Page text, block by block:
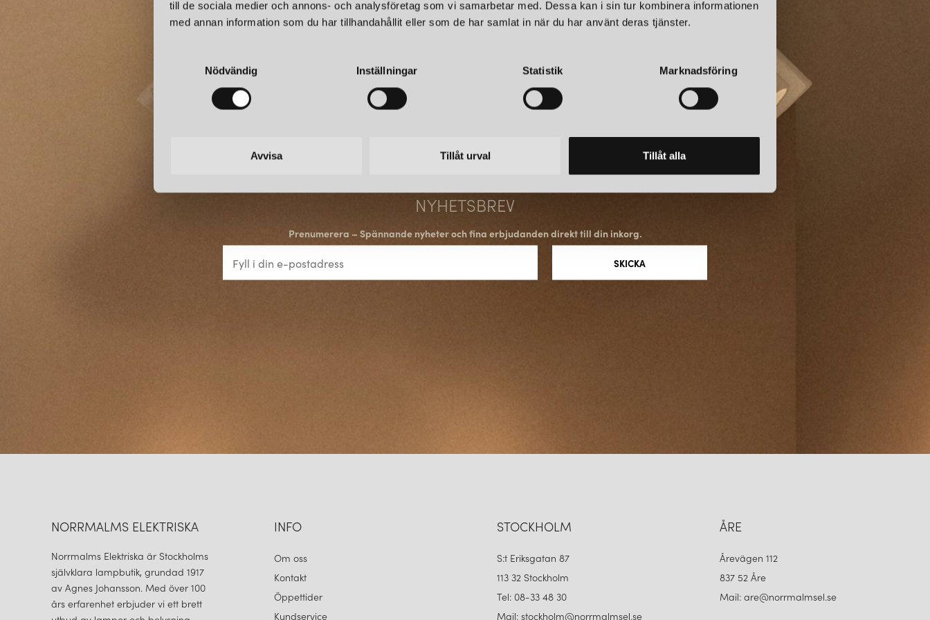
till de sociala medier och annons- och analysföretag som vi samarbetar med. Dessa kan i sin tur kombinera informationen
med annan information som du har tillhandahållit eller som de har samlat in när du har använt deras tjänster.
s
Nödvändig Inställningar Statistik Marknadsföring
Avvisa Tillåt urval Tillåt alla
kompromisslösa fokus på kvalitet. Företaget använder noggrant utvalda material och noggranna
tillverkningsmetoder för att säkerställa att deras lampor är robusta och hållbara. Varje lampa är
BRITTISK INNOVATION OCH GLOBAL PÅVERKAN
Anglepoise har inte bara blivit en favorit i Storbritannien utan har också nått internationell
sin plats i hem, kontor, hotell och andra kommersiella miljöer över hela världen. Anglepoises
bidrag till belysningsindustrin har påverkat både formgivare och användare genom att visa på
möjligheterna med balanserad och justerbar belysning.
skapande av praktiska och samtidigt estetiskt tilltalande lampor. Deras mest populära lampor,
inklusive Original 1227, Type 75 och Giant 1227, har blivit ikoner inom belysningsvärlden. Med sin
NYHETSBREV
Prenumerera – Spännande nyheter och fina erbjudanden direkt till din inkorg.
NORRMALMS ELEKTRISKA
Norrmalms Elektriska är Stockholms
självklara lampbutik, grundad 1917
av Agnes Johansson. Med över 100
års erfarenhet erbjuder vi ett brett
INFO
Om oss
Kontakt
Öppettider
Kundservice
STOCKHOLM
S:t Eriksgatan 87
113 32 Stockholm
Tel: 08-33 48 30
Mail: stockholm@norrmalmsel.se
ÅRE
Årevägen 112
837 52 Åre
Mail: are@norrmalmsel.se